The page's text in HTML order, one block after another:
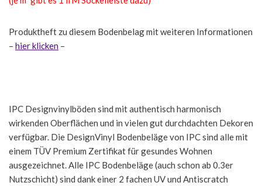
Produktheft zu diesem Bodenbelag mit weiteren Informationen
– hier klicken –
IPC Designvinylböden sind mit authentisch harmonisch
wirkenden Oberflächen und in vielen gut durchdachten Dekoren
verfügbar. Die DesignVinyl Bodenbeläge von IPC sind alle mit
einem TÜV Premium Zertifikat für gesundes Wohnen
ausgezeichnet. Alle IPC Bodenbeläge (auch schon ab 0.3er
Nutzschicht) sind dank einer 2 fachen UV und Antiscratch